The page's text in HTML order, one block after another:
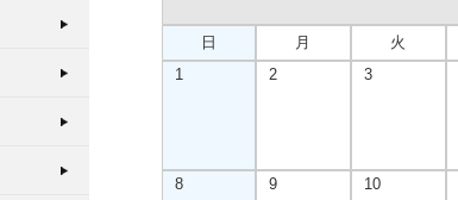
日 月 火
1
2 3
8 9 10